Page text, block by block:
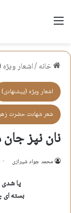
منو
خانه/اشعار
اشعار ویژه (پیشنهادی)
شعر شهادت حضرت
نان نپز
محمد جواد شیرازی
پا شدی
بسته ای